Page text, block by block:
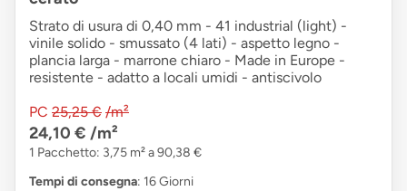
Strato di usura di 0,40 mm - 41 industrial (light) -
vinile solido - smussato (4 lati) - aspetto legno -
plancia larga - marrone chiaro - Made in Europe -
resistente - adatto a locali umidi - antiscivolo
PC 25,25 € /m²
24,10 € /m²
1 Pacchetto: 3,75 m² a 90,38 €
Tempi di consegna: 16 Giorni